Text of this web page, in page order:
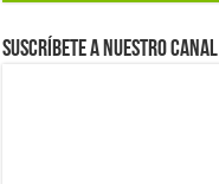
Suscríbete a nuestro canal